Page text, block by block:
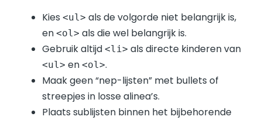
Kies<ul> als de volgorde niet belangrijk is,
en<ol> als die wel belangrijk is.
Gebruik altijd<li> als directe kinderen van
<ul> en<ol>.
Maak geen “nep-lijsten” met bullets of
streepjes in losse alinea’s.
Plaats sublijsten binnen het bijbehorende